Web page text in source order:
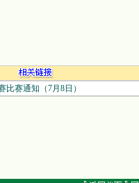
赛通知（7月8日）